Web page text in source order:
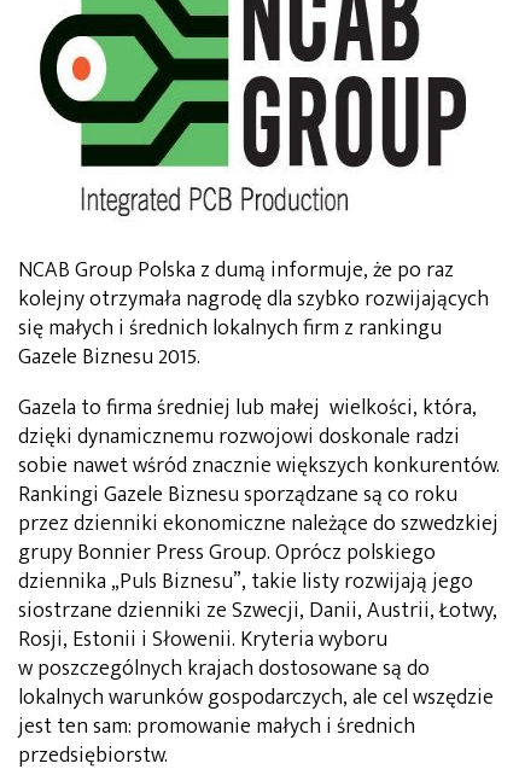
NCAB Group Polska z dumą informuje, że po raz
kolejny otrzymała nagrodę dla szybko rozwijających
się małych i średnich lokalnych firm z rankingu
Gazele Biznesu 2015.
Gazela to firma średniej lub małej wielkości, która,
dzięki dynamicznemu rozwojowi doskonale radzi
sobie nawet wśród znacznie większych konkurentów.
Rankingi Gazele Biznesu sporządzane są co roku
przez dzienniki ekonomiczne należące do szwedzkiej
grupy Bonnier Press Group. Oprócz polskiego
dziennika „Puls Biznesu”, takie listy rozwijają jego
siostrzane dzienniki ze Szwecji, Danii, Austrii, Łotwy,
Rosji, Estonii i Słowenii. Kryteria wyboru
w poszczególnych krajach dostosowane są do
lokalnych warunków gospodarczych, ale cel wszędzie
jest ten sam: promowanie małych i średnich
przedsiębiorstw.